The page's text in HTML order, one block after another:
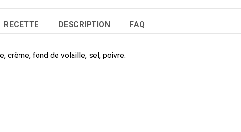
Tomme
de
RECETTE DESCRIPTION FAQ
crème, fond de volaille, sel, poivre.